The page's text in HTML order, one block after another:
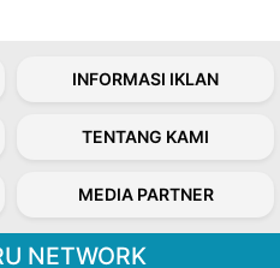
INFORMASI IKLAN
TENTANG KAMI
MEDIA PARTNER
NETWORK